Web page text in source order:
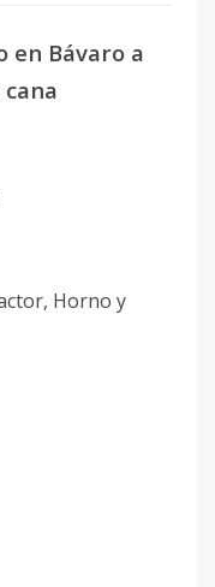
en Bávaro a
Horno y